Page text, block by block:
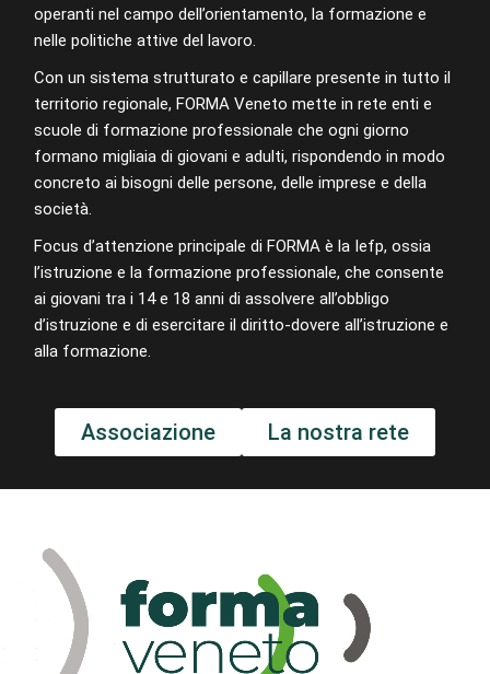
operanti nel campo dell’orientamento, la formazione e
nelle politiche attive del lavoro.
Con un sistema strutturato e capillare presente in tutto il
territorio regionale, FORMA Veneto mette in rete enti e
scuole di formazione professionale che ogni giorno
formano migliaia di giovani e adulti, rispondendo in modo
concreto ai bisogni delle persone, delle imprese e della
società.
Focus d’attenzione principale di FORMA è la Iefp, ossia
l’istruzione e la formazione professionale, che consente
ai giovani tra i 14 e 18 anni di assolvere all’obbligo
d’istruzione e di esercitare il diritto-dovere all’istruzione e
alla formazione.
Associazione La nostra rete